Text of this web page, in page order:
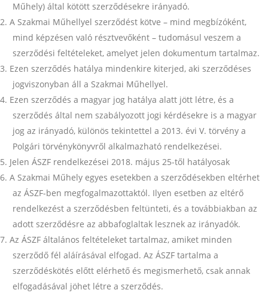
Műhely) által kötött szerződésekre irányadó.
A Szakmai Műhellyel szerződést kötve – mind megbízóként,
mind képzésen való résztvevőként – tudomásul veszem a
szerződési feltételeket, amelyet jelen dokumentum tartalmaz.
Ezen szerződés hatálya mindenkire kiterjed, aki szerződéses
jogviszonyban áll a Szakmai Műhellyel.
Ezen szerződés a magyar jog hatálya alatt jött létre, és a
szerződés által nem szabályozott jogi kérdésekre is a magyar
jog az irányadó, különös tekintettel a 2013. évi V. törvény a
Polgári törvénykönyvről alkalmazható rendelkezései.
Jelen ÁSZF rendelkezései 2018. május 25-től hatályosak
A Szakmai Műhely egyes esetekben a szerződésekben eltérhet
az ÁSZF-ben megfogalmazottaktól. Ilyen esetben az eltérő
rendelkezést a szerződésben feltünteti, és a továbbiakban az
adott szerződésre az abbafoglaltak lesznek az irányadók.
Az ÁSZF általános feltételeket tartalmaz, amiket minden
szerződő fél aláírásával elfogad. Az ÁSZF tartalma a
szerződéskötés előtt elérhető és megismerhető, csak annak
elfogadásával jöhet létre a szerződés.